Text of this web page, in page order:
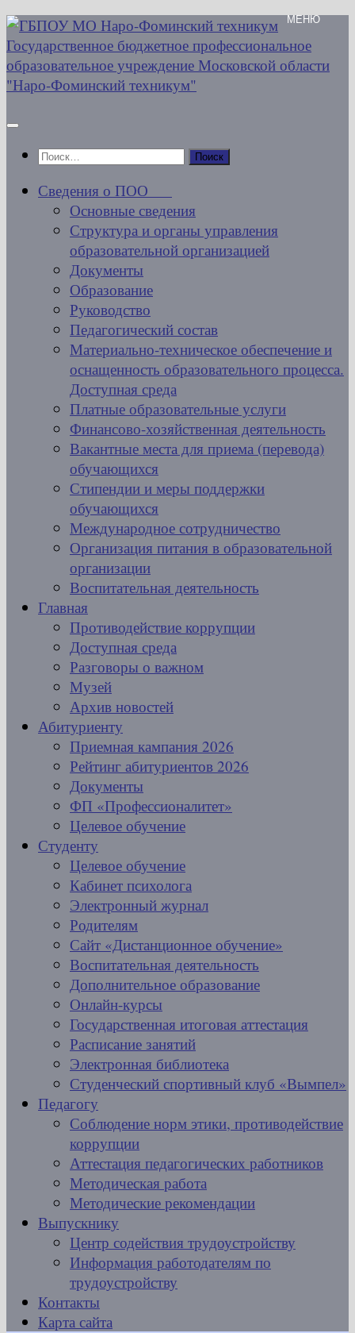
Перейти
к
содержимому
Найти:
Сведения о ПОО
Основные сведения
Структура и органы управления
образовательной организацией
Документы
Образование
Руководство
Педагогический состав
Материально-техническое обеспечение и
оснащенность образовательного процесса.
Доступная среда
Платные образовательные услуги
Финансово-хозяйственная деятельность
Вакантные места для приема (перевода)
обучающихся
Стипендии и меры поддержки
обучающихся
Международное сотрудничество
Организация питания в образовательной
организации
Воспитательная деятельность
Главная
Противодействие коррупции
Доступная среда
Разговоры о важном
Музей
Архив новостей
Абитуриенту
Приемная кампания 2026
Рейтинг абитуриентов 2026
Документы
ФП «Профессионалитет»
Целевое обучение
Студенту
Целевое обучение
Кабинет психолога
Электронный журнал
Родителям
Сайт «Дистанционное обучение»
Воспитательная деятельность
Дополнительное образование
Онлайн-курсы
Государственная итоговая аттестация
Расписание занятий
Электронная библиотека
Студенческий спортивный клуб «Вымпел»
Педагогу
Соблюдение норм этики, противодействие
коррупции
Аттестация педагогических работников
Методическая работа
Методические рекомендации
Выпускнику
Центр содействия трудоустройству
Информация работодателям по
трудоустройству
Контакты
Карта сайта